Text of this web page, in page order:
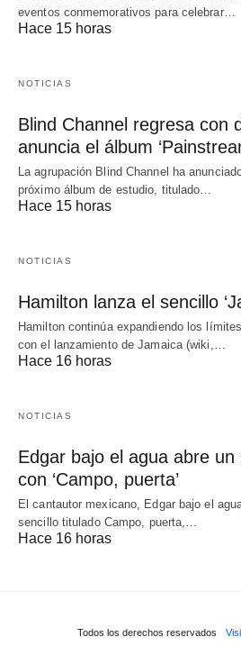
eventos conmemorativos para celebrar…
Hace 15 horas
NOTICIAS
Blind Channel regresa con
anuncia el álbum
La agrupación Blind Channel ha
próximo álbum de estudio, titulado…
Hace 15 horas
NOTICIAS
Hamilton lanza el sencillo
Hamilton continúa expandiendo los
con el lanzamiento de Jamaica (wiki,…
Hace 16 horas
NOTICIAS
Edgar bajo el agua abre
con ‘Campo, puerta’
El cantautor mexicano, Edgar bajo el
sencillo titulado Campo, puerta,…
Hace 16 horas
Todos los derechos reservados